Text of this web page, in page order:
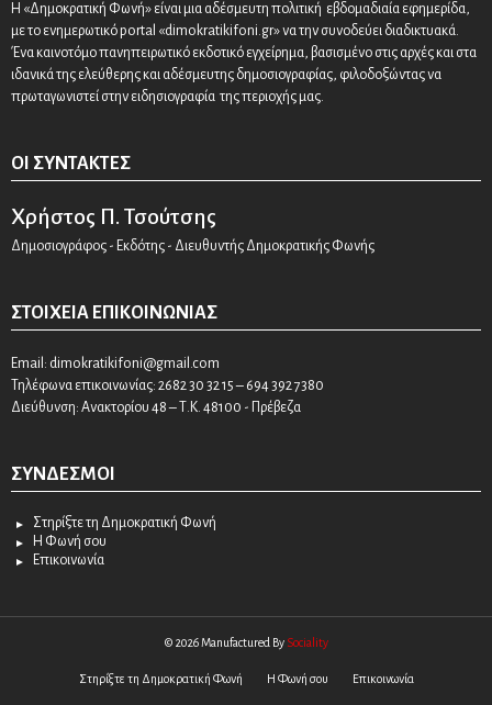
Η «Δημοκρατική Φωνή» είναι μια αδέσμευτη πολιτική εβδομαδιαία εφημερίδα,
με το ενημερωτικό portal «dimokratikifoni.gr» να την συνοδεύει διαδικτυακά.
Ένα καινοτόμο πανηπειρωτικό εκδοτικό εγχείρημα, βασισμένο στις αρχές και στα
ιδανικά της ελεύθερης και αδέσμευτης δημοσιογραφίας, φιλοδοξώντας να
πρωταγωνιστεί στην ειδησιογραφία της περιοχής μας.
ΟΙ ΣΥΝΤΆΚΤΕΣ
Χρήστος Π. Τσούτσης
Δημοσιογράφος - Εκδότης - Διευθυντής Δημοκρατικής Φωνής
ΣΤΟΙΧΕΊΑ ΕΠΙΚΟΙΝΩΝΊΑΣ
Email: dimokratikifoni@gmail.com
Τηλέφωνα επικοινωνίας: 2682 30 32 15 – 694 392 7380
Διεύθυνση: Ανακτορίου 48 – Τ.Κ. 48100 - Πρέβεζα
ΣΎΝΔΕΣΜΟΙ
Στηρίξτε τη Δημοκρατική Φωνή
Η Φωνή σου
Επικοινωνία
© 2026 Manufactured By Sociality
Στηρίξτε τη Δημοκρατική Φωνή Η Φωνή σου Επικοινωνία